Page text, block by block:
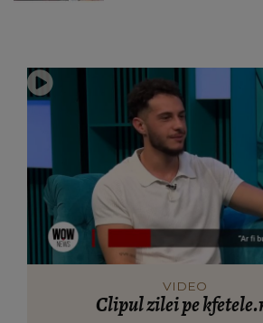
VIDEO
Clipul zilei pe